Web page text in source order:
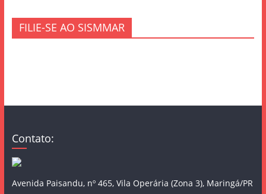
FILIE-SE AO SISMMAR
Contato:
Avenida Paisandu, nº 465, Vila Operária (Zona 3), Maringá/PR